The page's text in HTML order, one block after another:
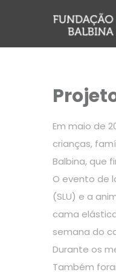
Em maio de
crianças,
Balbina, que
O evento de
(SLU) e a
cama
semana do
Durante os
Também